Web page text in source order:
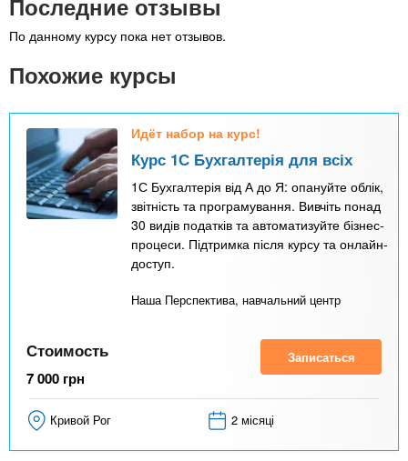
Последние отзывы
По данному курсу пока нет отзывов.
Похожие курсы
Идёт набор на курс!
Курс 1С Бухгалтерія для всіх
1С Бухгалтерія від А до Я: опануйте облік,
звітність та програмування. Вивчіть понад
30 видів податків та автоматизуйте бізнес-
процеси. Підтримка після курсу та онлайн-
доступ.
Наша Перспектива, навчальний центр
Стоимость
7 000 грн
Записаться
Кривой Рог 2 місяці